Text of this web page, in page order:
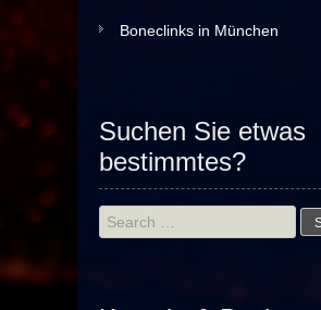
Boneclinks in München
Suchen Sie etwas
bestimmtes?
Search
for: